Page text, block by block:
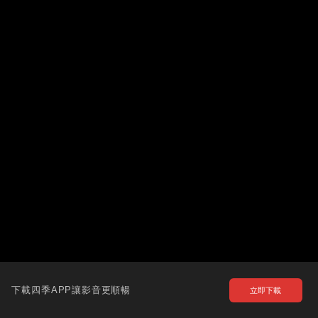
下載四季APP讓影音更順暢 立即下載